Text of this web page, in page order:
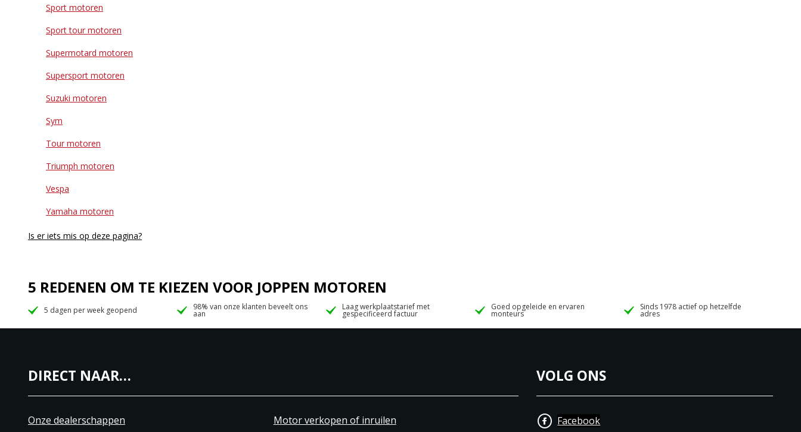
Sport motoren
Sport tour motoren
Supermotard motoren
Supersport motoren
Suzuki motoren
Sym
Tour motoren
Triumph motoren
Vespa
Yamaha motoren
Is er iets mis op deze pagina?
5 REDENEN OM TE KIEZEN VOOR JOPPEN MOTOREN
5 dagen per week geopend 98% van onze klanten beveelt ons
aan
Laag werkplaatstarief met
gespecificeerd factuur
Goed opgeleide en ervaren
monteurs
Sinds 1978 actief op hetzelfde
adres
DIRECT NAAR…
Onze dealerschappen Motor verkopen of inruilen
VOLG ONS
Facebook